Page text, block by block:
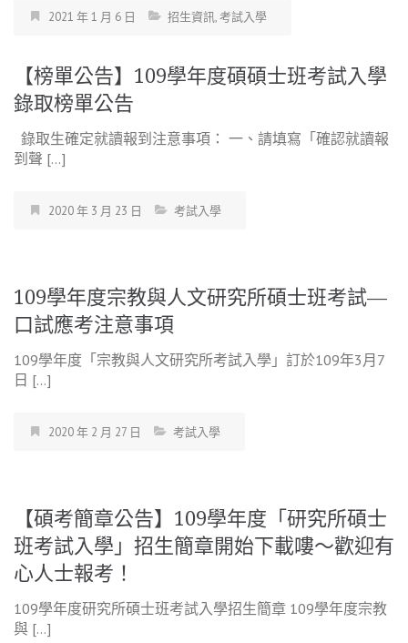
2021 年 1 月 6 日 招生資訊,考試入學
【榜單公告】109學年度碩碩士班考試入學
錄取榜單公告
錄取生確定就讀報到注意事項： 一、請填寫「確認就讀報
到聲 […]
2020 年 3 月 23 日 考試入學
109學年度宗教與人文研究所碩士班考試—
口試應考注意事項
109學年度「宗教與人文研究所考試入學」訂於109年3月7
日 […]
2020 年 2 月 27 日 考試入學
【碩考簡章公告】109學年度「研究所碩士
班考試入學」招生簡章開始下載嘍～歡迎有
心人士報考！
109學年度研究所碩士班考試入學招生簡章 109學年度宗教
與 […]